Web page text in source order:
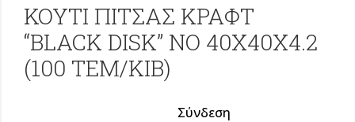
ΚΟΥΤΙ ΠΙΤΣΑΣ ΚΡΑΦΤ
“BLACK DISK” NO 40X40X4.2
(100 TEM/KIB)
Σύνδεση